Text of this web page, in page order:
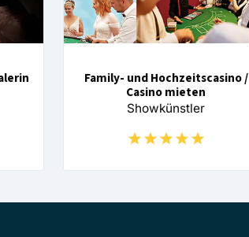
Family- und Hochzeitscasino /
Casino mieten
Showkünstler